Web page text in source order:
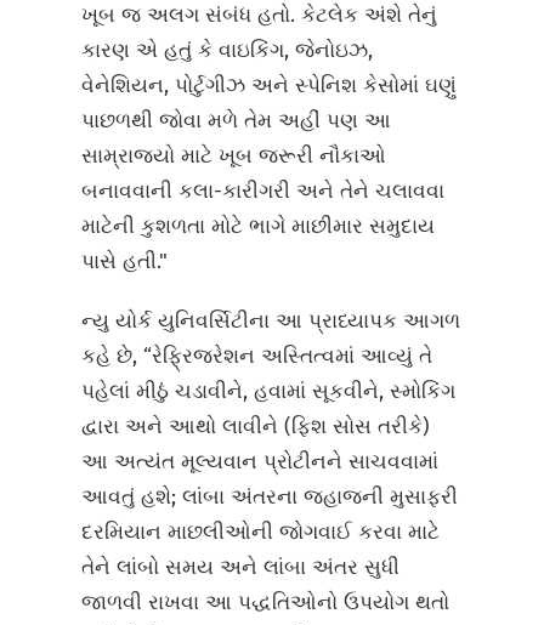
ખૂબ જ અલગ સંબંધ હતો. કેટલેક અંશે તેનું
કારણ એ હતું કે વાઇકિંગ, જેનોઇઝ,
વેનેશિયન, પોર્ટુગીઝ અને સ્પેનિશ કેસોમાં ઘણું
પાછળથી જોવા મળે તેમ અહીં પણ આ
સામ્રાજ્યો માટે ખૂબ જરૂરી નૌકાઓ
બનાવવાની કલા-કારીગરી અને તેને ચલાવવા
માટેની કુશળતા મોટે ભાગે માછીમાર સમુદાય
પાસે હતી."
ન્યુ યોર્ક યુનિવર્સિટીના આ પ્રાધ્યાપક આગળ
કહે છે, “રેફ્રિજરેશન અસ્તિત્વમાં આવ્યું તે
પહેલાં મીઠું ચડાવીને, હવામાં સૂકવીને, સ્મોકિંગ
દ્વારા અને આથો લાવીને (ફિશ સોસ તરીકે)
આ અત્યંત મૂલ્યવાન પ્રોટીનને સાચવવામાં
આવતું હશે; લાંબા અંતરના જહાજની મુસાફરી
દરમિયાન માછલીઓની જોગવાઈ કરવા માટે
તેને લાંબો સમય અને લાંબા અંતર સુધી
જાળવી રાખવા આ પદ્ધતિઓનો ઉપયોગ થતો